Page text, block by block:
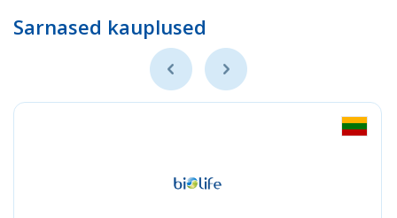
Sarnased kauplused